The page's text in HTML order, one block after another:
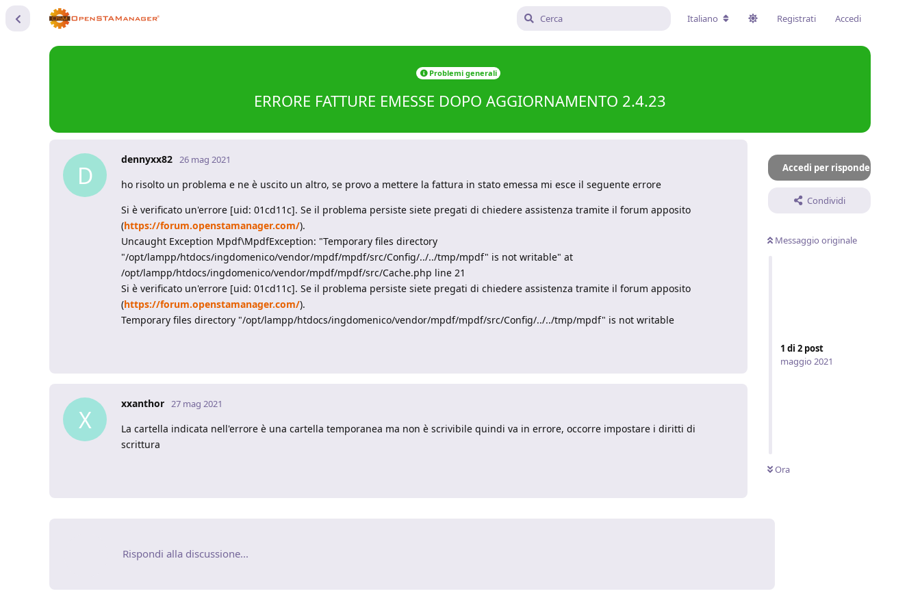
Italiano Registrati Accedi
Problemi generali
ERRORE FATTURE EMESSE DOPO AGGIORNAMENTO 2.4.23
Accedi per rispondere
Condividi
Messaggio originale
1 di 2 post
maggio 2021
Ora
D
dennyxx82 26 mag 2021
ho risolto un problema e ne è uscito un altro, se provo a mettere la fattura in stato emessa mi esce il seguente errore
Si è verificato un'errore [uid: 01cd11c]. Se il problema persiste siete pregati di chiedere assistenza tramite il forum apposito
(https://forum.openstamanager.com/).
Uncaught Exception Mpdf\MpdfException: "Temporary files directory
"/opt/lampp/htdocs/ingdomenico/vendor/mpdf/mpdf/src/Config/../../tmp/mpdf" is not writable" at
/opt/lampp/htdocs/ingdomenico/vendor/mpdf/mpdf/src/Cache.php line 21
Si è verificato un'errore [uid: 01cd11c]. Se il problema persiste siete pregati di chiedere assistenza tramite il forum apposito
(https://forum.openstamanager.com/).
Temporary files directory "/opt/lampp/htdocs/ingdomenico/vendor/mpdf/mpdf/src/Config/../../tmp/mpdf" is not writable
X
xxanthor 27 mag 2021
La cartella indicata nell'errore è una cartella temporanea ma non è scrivibile quindi va in errore, occorre impostare i diritti di
scrittura
Rispondi alla discussione...